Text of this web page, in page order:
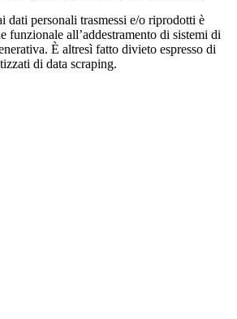
dati personali trasmessi e/o riprodotti è
funzionale all’addestramento di sistemi di
È altresì fatto divieto espresso di
di data scraping.